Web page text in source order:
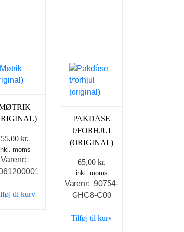
55,00 kr.
moms
Varenr:
til kurv
PAKDÅSE
T/FORHJUL
(ORIGINAL)
65,00 kr.
inkl. moms
Varenr: 90754-
GHC8-C00
Tilføj til kurv